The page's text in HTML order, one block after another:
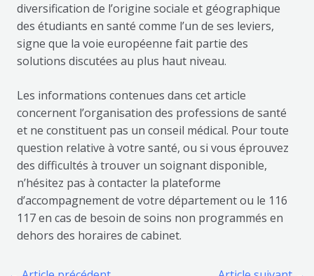
diversification de l’origine sociale et géographique
des étudiants en santé comme l’un de ses leviers,
signe que la voie européenne fait partie des
solutions discutées au plus haut niveau.
Les informations contenues dans cet article
concernent l’organisation des professions de santé
et ne constituent pas un conseil médical. Pour toute
question relative à votre santé, ou si vous éprouvez
des difficultés à trouver un soignant disponible,
n’hésitez pas à contacter la plateforme
d’accompagnement de votre département ou le 116
117 en cas de besoin de soins non programmés en
dehors des horaires de cabinet.